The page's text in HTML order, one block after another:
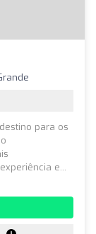
para os
e...